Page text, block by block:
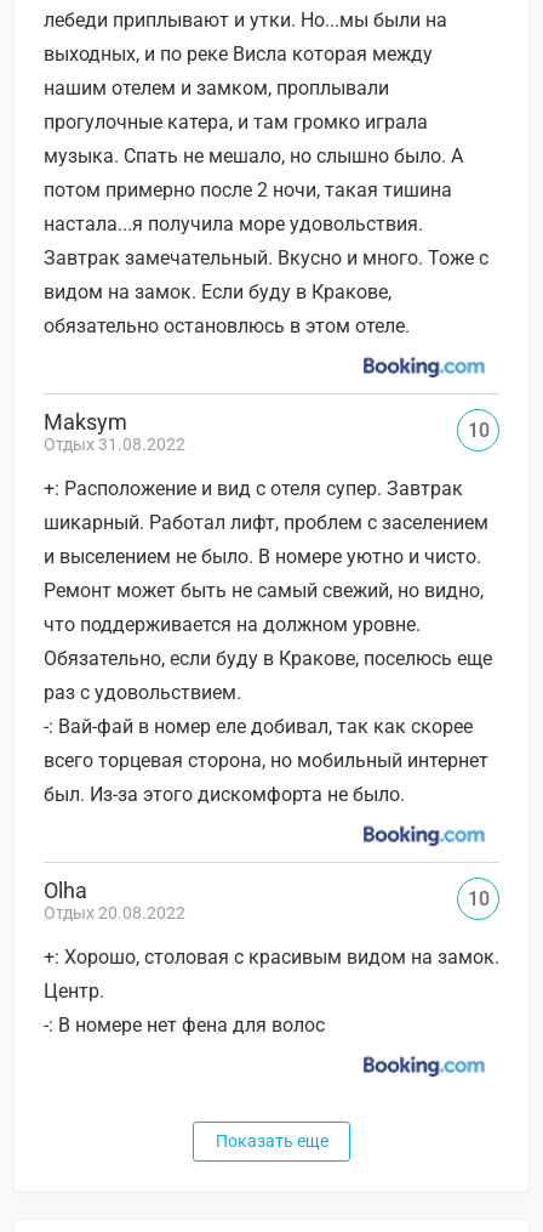
лебеди приплывают и утки. Но...мы были на
выходных, и по реке Висла которая между
нашим отелем и замком, проплывали
прогулочные катера, и там громко играла
музыка. Спать не мешало, но слышно было. А
потом примерно после 2 ночи, такая тишина
настала...я получила море удовольствия.
Завтрак замечательный. Вкусно и много. Тоже с
видом на замок. Если буду в Кракове,
обязательно остановлюсь в этом отеле.
Maksym
Отдых 31.08.2022
+: Расположение и вид с отеля супер. Завтрак
шикарный. Работал лифт, проблем с заселением
и выселением не было. В номере уютно и чисто.
Ремонт может быть не самый свежий, но видно,
что поддерживается на должном уровне.
Обязательно, если буду в Кракове, поселюсь еще
раз с удовольствием.
-: Вай-фай в номер еле добивал, так как скорее
всего торцевая сторона, но мобильный интернет
был. Из-за этого дискомфорта не было.
10
Olha
Отдых 20.08.2022
+: Хорошо, столовая с красивым видом на замок.
Центр.
-: В номере нет фена для волос
10
Показать еще